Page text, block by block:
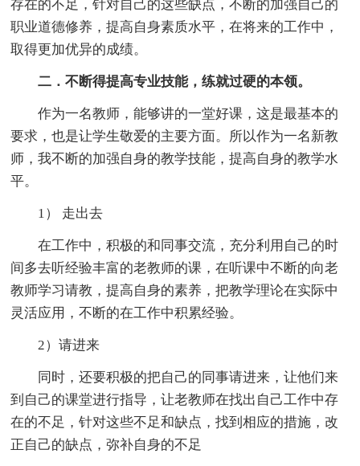
存在的不足，针对自己的这些缺点，不断的加强自己的
职业道德修养，提高自身素质水平，在将来的工作中，
取得更加优异的成绩。
二．不断得提高专业技能，练就过硬的本领。
作为一名教师，能够讲的一堂好课，这是最基本的
要求，也是让学生敬爱的主要方面。所以作为一名新教
师，我不断的加强自身的教学技能，提高自身的教学水
平。
1） 走出去
在工作中，积极的和同事交流，充分利用自己的时
间多去听经验丰富的老教师的课，在听课中不断的向老
教师学习请教，提高自身的素养，把教学理论在实际中
灵活应用，不断的在工作中积累经验。
2）请进来
同时，还要积极的把自己的同事请进来，让他们来
到自己的课堂进行指导，让老教师在找出自己工作中存
在的不足，针对这些不足和缺点，找到相应的措施，改
正自己的缺点，弥补自身的不足